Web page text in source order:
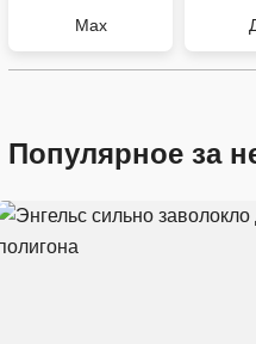
Max
Популярное за